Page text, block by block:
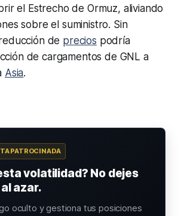
el Estrecho de Ormuz, aliviando
sobre el suministro. Sin
de precios podría
de cargamentos de GNL a
Asia.
PATROCINADA
volatilidad? No dejes
azar.
oculto y gestiona tus posiciones